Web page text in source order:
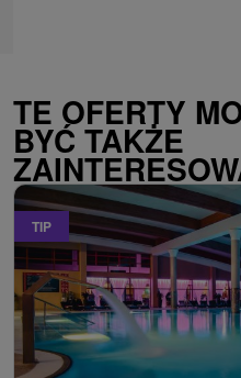
TE OFERTY
BYĆ TAKŻE
TIP